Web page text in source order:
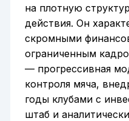
на плотную
действия. Он
скромными
ограниченным
— прогрессивная
контроля мяча,
годы клубами с
штаб и